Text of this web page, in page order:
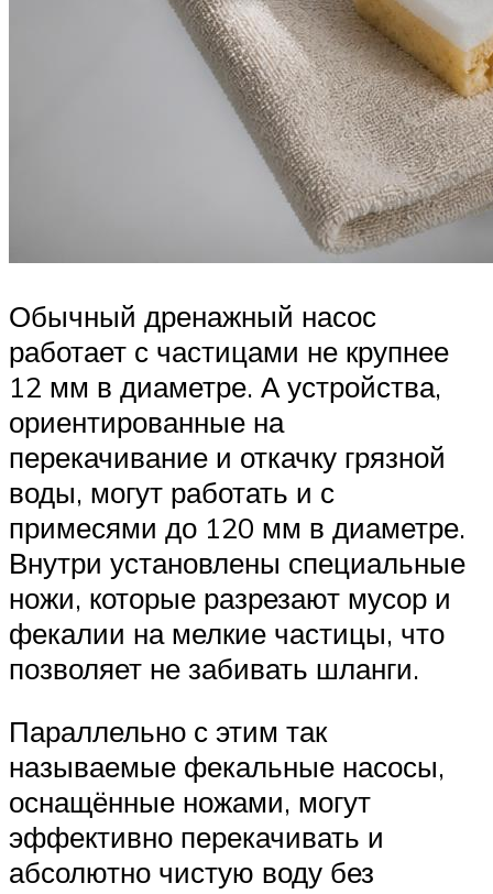
Обычный дренажный насос
работает с частицами не крупнее
12 мм в диаметре. А устройства,
ориентированные на
перекачивание и откачку грязной
воды, могут работать и с
примесями до 120 мм в диаметре.
Внутри установлены специальные
ножи, которые разрезают мусор и
фекалии на мелкие частицы, что
позволяет не забивать шланги.
Параллельно с этим так
называемые фекальные насосы,
оснащённые ножами, могут
эффективно перекачивать и
абсолютно чистую воду без